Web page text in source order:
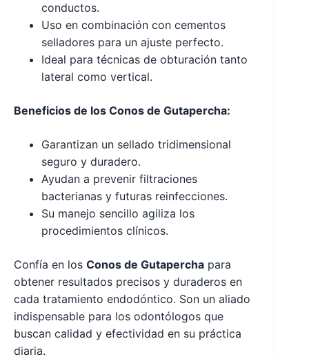
conductos.
Uso en combinación con cementos
selladores para un ajuste perfecto.
Ideal para técnicas de obturación tanto
lateral como vertical.
Beneficios de los Conos de Gutapercha:
Garantizan un sellado tridimensional
seguro y duradero.
Ayudan a prevenir filtraciones
bacterianas y futuras reinfecciones.
Su manejo sencillo agiliza los
procedimientos clínicos.
Confía en los Conos de Gutapercha para
obtener resultados precisos y duraderos en
cada tratamiento endodóntico. Son un aliado
indispensable para los odontólogos que
buscan calidad y efectividad en su práctica
diaria.